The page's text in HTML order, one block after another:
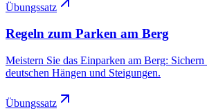
Übungssatz
Regeln zum Parken am Berg
Meistern Sie das Einparken am Berg:
deutschen Hängen und Steigungen.
Übungssatz